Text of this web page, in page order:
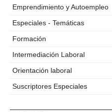
Emprendimiento y Autoempleo
Especiales - Temáticas
Formación
Intermediación Laboral
Orientación laboral
Suscriptores Especiales